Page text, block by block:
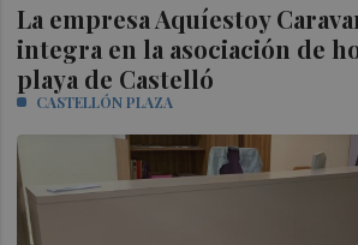
La empresa Aquíestoy
integra en la asociación de
playa de Castelló
CASTELLÓN PLAZA